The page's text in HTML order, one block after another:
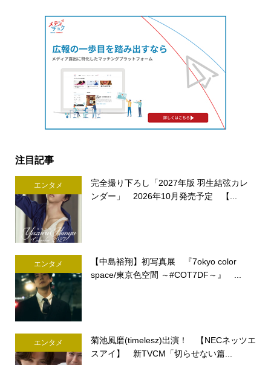
注目記事
エンタメ
完全撮り下ろし「2027年版 羽生結弦カレ
ンダー」 2026年10月発売予定 【...
エンタメ
【中島裕翔】初写真展 『7okyo color
space/東京色空間 ～#COT7DF～』 ...
エンタメ
菊池風磨(timelesz)出演！ 【NECネッツエ
スアイ】 新TVCM「切らせない篇...